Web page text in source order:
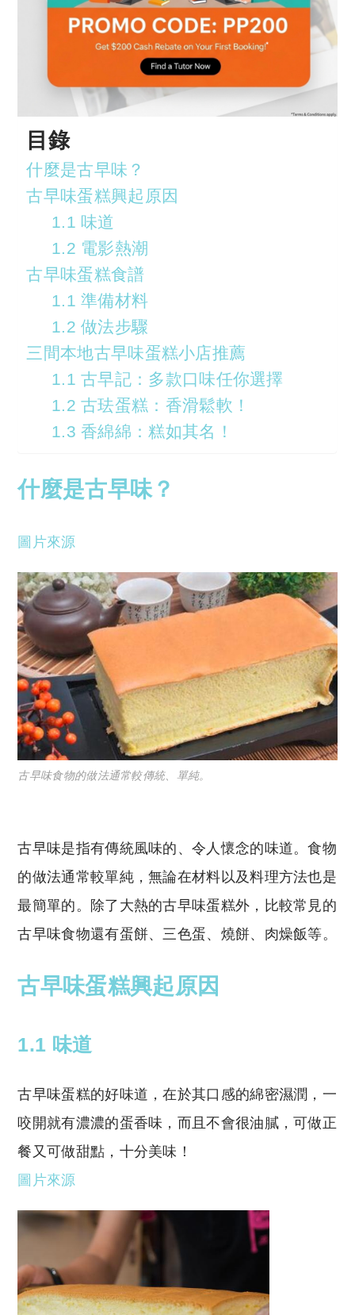
目錄
什麼是古早味？
古早味蛋糕興起原因
1.1 味道
1.2 電影熱潮
古早味蛋糕食譜
1.1 準備材料
1.2 做法步驟
三間本地古早味蛋糕小店推薦
1.1 古早記：多款口味任你選擇
1.2 古珐蛋糕：香滑鬆軟！
1.3 香綿綿：糕如其名！
什麼是古早味？
圖片來源
古早味食物的做法通常較傳統、單純。
古早味是指有傳統風味的、令人懷念的味道。食物
的做法通常較單純，無論在材料以及料理方法也是
最簡單的。除了大熱的古早味蛋糕外，比較常見的
古早味食物還有蛋餅、三色蛋、燒餅、肉燥飯等。
古早味蛋糕興起原因
1.1 味道
古早味蛋糕的好味道，在於其口感的綿密濕潤，一
咬開就有濃濃的蛋香味，而且不會很油膩，可做正
餐又可做甜點，十分美味！
圖片來源